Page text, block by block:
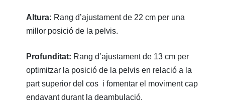
Altura: Rang d’ajustament de 22 cm per una
millor posició de la pelvis.
Profunditat: Rang d’ajustament de 13 cm per
optimitzar la posició de la pelvis en relació a la
part superior del cos i fomentar el moviment cap
endavant durant la deambulació.